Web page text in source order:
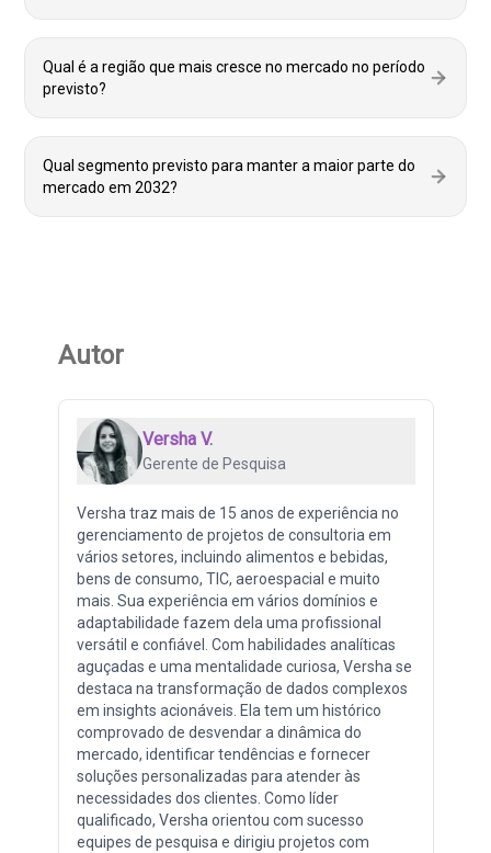
Qual é a região que mais cresce no mercado no período
previsto?
Qual segmento previsto para manter a maior parte do
mercado em 2032?
Autor
Versha V.
Gerente de Pesquisa
Versha traz mais de 15 anos de experiência no
gerenciamento de projetos de consultoria em
vários setores, incluindo alimentos e bebidas,
bens de consumo, TIC, aeroespacial e muito
mais. Sua experiência em vários domínios e
adaptabilidade fazem dela uma profissional
versátil e confiável. Com habilidades analíticas
aguçadas e uma mentalidade curiosa, Versha se
destaca na transformação de dados complexos
em insights acionáveis. Ela tem um histórico
comprovado de desvendar a dinâmica do
mercado, identificar tendências e fornecer
soluções personalizadas para atender às
necessidades dos clientes. Como líder
qualificado, Versha orientou com sucesso
equipes de pesquisa e dirigiu projetos com